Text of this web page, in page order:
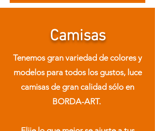
Camisas
Tenemos gran variedad de colores y
modelos para todos los gustos, luce
camisas de gran calidad sólo en
BORDA-ART.